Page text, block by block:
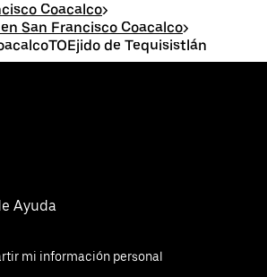
Coacalco>
San Francisco Coacalco>
de Tequisistlán
Ayuda
mi información personal